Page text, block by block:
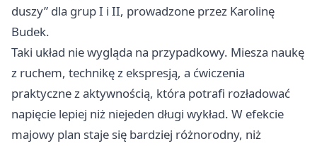
duszy” dla grup I i II, prowadzone przez Karolinę
Budek.
Taki układ nie wygląda na przypadkowy. Miesza naukę
z ruchem, technikę z ekspresją, a ćwiczenia
praktyczne z aktywnością, która potrafi rozładować
napięcie lepiej niż niejeden długi wykład. W efekcie
majowy plan staje się bardziej różnorodny, niż